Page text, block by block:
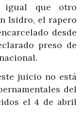
igual que otro
Isidro, el rapero
desde
preso de
juicio no está
del
el 4 de abril